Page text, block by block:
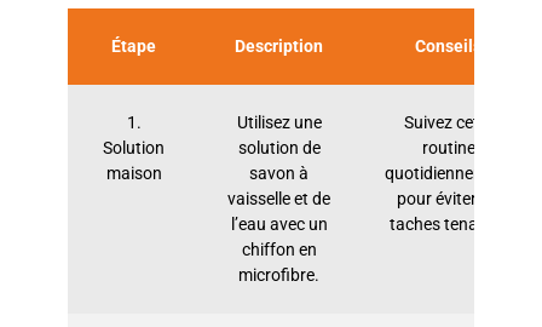
Étape Description Conseils
1.
Solution
maison
Utilisez une
solution de
savon à
vaisselle et de
l’eau avec un
chiffon en
microfibre.
Suivez cette
routine
quotidiennement
pour éviter les
taches tenaces.